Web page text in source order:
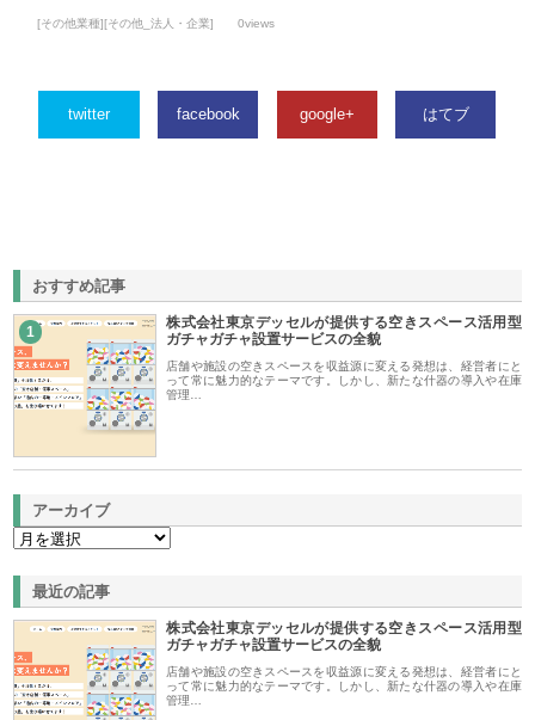
[その他業種][その他_法人・企業] 0views
twitter facebook google+ はてブ
おすすめ記事
1
株式会社東京デッセルが提供する空きスペース活用型
ガチャガチャ設置サービスの全貌
店舗や施設の空きスペースを収益源に変える発想は、経営者にと
って常に魅力的なテーマです。しかし、新たな什器の導入や在庫
管理…
アーカイブ
最近の記事
株式会社東京デッセルが提供する空きスペース活用型
ガチャガチャ設置サービスの全貌
店舗や施設の空きスペースを収益源に変える発想は、経営者にと
って常に魅力的なテーマです。しかし、新たな什器の導入や在庫
管理…